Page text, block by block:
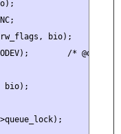
bio);
/* @q is
bio);